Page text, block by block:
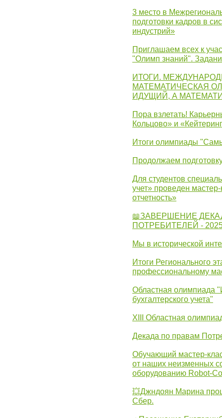
3 место в
подготовки кадров в
индустрий»
Приглашаем всех к
"Олимп знаний".
ИТОГИ.
МАТЕМАТИЧЕСКАЯ
ИДУЩИЙ, А
Пора взлетать!
Кольцово» и
Итоги олимпиады
Продолжаем
Для студентов
учет» проведен
отчетность»
📖ЗАВЕРШЕНИЕ
ПОТРЕБИТЕЛЕЙ -
Мы в исторической
Итоги Регионального
профессиональному
Областная олимпиада
бухгалтерского учета"
XIII Областная
Декада по правам
Обучающий мастер-
от наших неизменных
оборудованию Robot-
💥Джндоян Марина
Сбер.